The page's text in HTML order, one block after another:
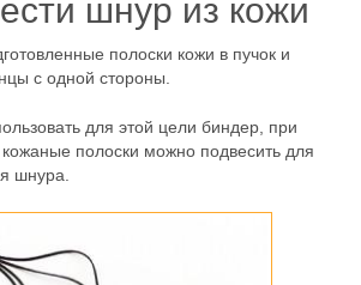
шнур из кожи
полоски кожи в пучок и
с одной стороны.
для этой цели биндер, при
полоски можно подвесить для
шнура.